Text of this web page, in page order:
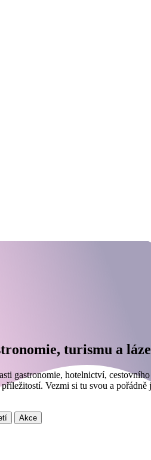
turismu a
gastronomie, hotelnictví,
Vezmi si tu svou a
Akce